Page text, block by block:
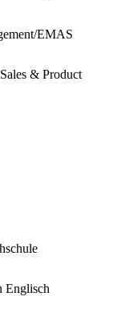
EMAS
& Product
Englisch